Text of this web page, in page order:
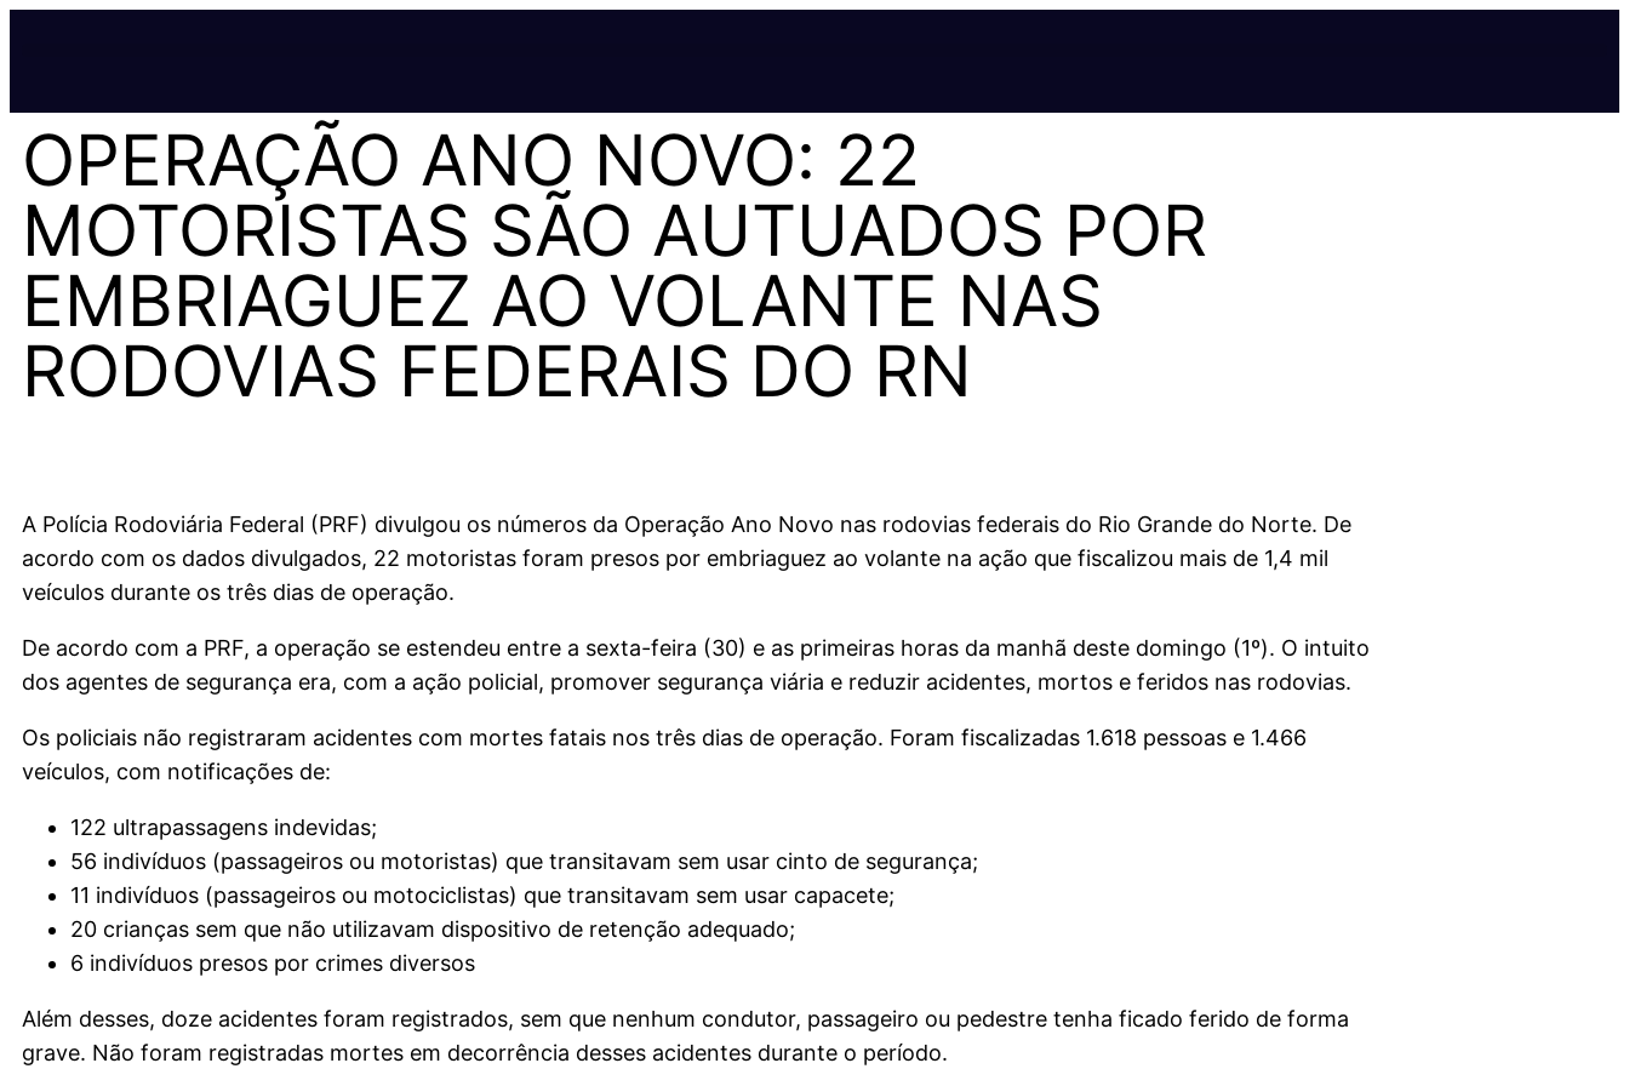
OPERAÇÃO ANO NOVO: 22
MOTORISTAS SÃO AUTUADOS POR
EMBRIAGUEZ AO VOLANTE NAS
RODOVIAS FEDERAIS DO RN
A Polícia Rodoviária Federal (PRF) divulgou os números da Operação Ano Novo nas rodovias federais do Rio Grande do Norte. De
acordo com os dados divulgados, 22 motoristas foram presos por embriaguez ao volante na ação que fiscalizou mais de 1,4 mil
veículos durante os três dias de operação.
De acordo com a PRF, a operação se estendeu entre a sexta-feira (30) e as primeiras horas da manhã deste domingo (1º). O intuito
dos agentes de segurança era, com a ação policial, promover segurança viária e reduzir acidentes, mortos e feridos nas rodovias.
Os policiais não registraram acidentes com mortes fatais nos três dias de operação. Foram fiscalizadas 1.618 pessoas e 1.466
veículos, com notificações de:
122 ultrapassagens indevidas;
56 indivíduos (passageiros ou motoristas) que transitavam sem usar cinto de segurança;
11 indivíduos (passageiros ou motociclistas) que transitavam sem usar capacete;
20 crianças sem que não utilizavam dispositivo de retenção adequado;
6 indivíduos presos por crimes diversos
Além desses, doze acidentes foram registrados, sem que nenhum condutor, passageiro ou pedestre tenha ficado ferido de forma
grave. Não foram registradas mortes em decorrência desses acidentes durante o período.